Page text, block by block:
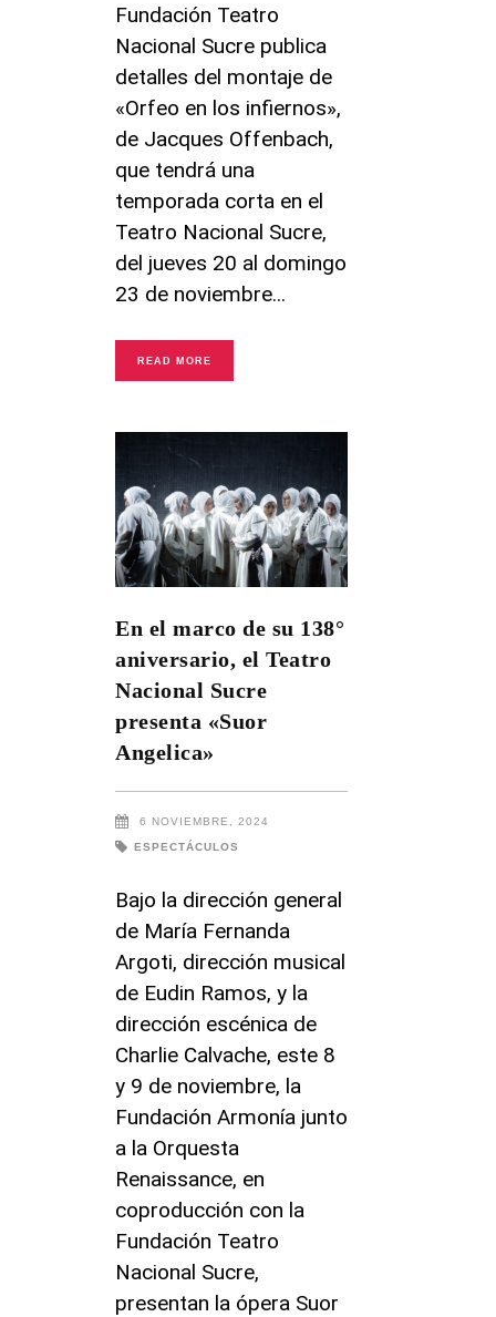
Fundación Teatro
Nacional Sucre publica
detalles del montaje de
«Orfeo en los infiernos»,
de Jacques Offenbach,
que tendrá una
temporada corta en el
Teatro Nacional Sucre,
del jueves 20 al domingo
23 de noviembre
READ MORE
En el marco de su 138°
aniversario, el Teatro
Nacional Sucre
presenta «Suor
Angelica»
6 NOVIEMBRE, 2024
ESPECTÁCULOS
Bajo la dirección general
de María Fernanda
Argoti, dirección musical
de Eudin Ramos, y la
dirección escénica de
Charlie Calvache, este 8
y 9 de noviembre, la
Fundación Armonía junto
a la Orquesta
Renaissance, en
coproducción con la
Fundación Teatro
Nacional Sucre,
presentan la ópera Suor